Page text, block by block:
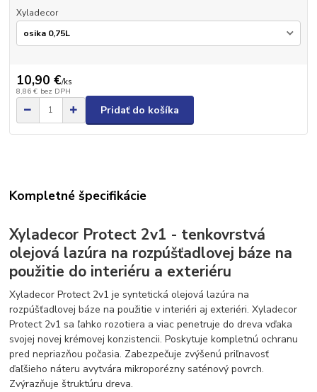
Xyladecor
10,90 €/ks
8,86 € bez DPH
Pridať do košíka
Kompletné špecifikácie
Xyladecor Protect 2v1 - tenkovrstvá
olejová lazúra na rozpúšťadlovej báze na
použitie do interiéru a exteriéru
Xyladecor Protect 2v1 je syntetická olejová lazúra na
rozpúšťadlovej báze na použitie v interiéri aj exteriéri. Xyladecor
Protect 2v1 sa ľahko rozotiera a viac penetruje do dreva vďaka
svojej novej krémovej konzistencii. Poskytuje kompletnú ochranu
pred nepriazňou počasia. Zabezpečuje zvýšenú priľnavosť
ďaľšieho náteru avytvára mikroporézny saténový povrch.
Zvýrazňuje štruktúru dreva.